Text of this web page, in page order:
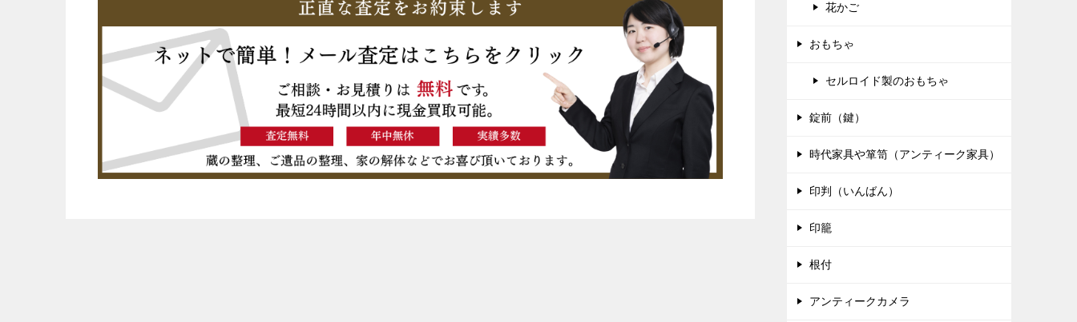
花かご
おもちゃ
セルロイド製のおもちゃ
錠前（鍵）
時代家具や箪笥（アンティーク家具）
印判（いんばん）
印籠
根付
アンティークカメラ